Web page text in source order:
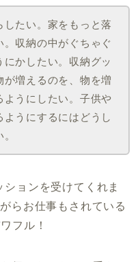
したい。家をもっと落
。収納の中がぐちゃぐ
かしたい。収納グッ
が増えるのを、物を増
ようにしたい。子供や
うにするにはどうし
ョンを受けてくれま
らお仕事もされている
フル！